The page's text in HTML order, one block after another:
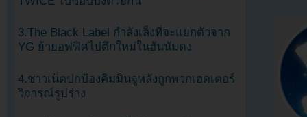
3.The Black Label กำลังเล็งที่จะแยกตัวจาก
YG ย้ายอฟฟิศไปตึกใหม่ในฮันนัมดง
4.ชาวเน็ตปกป้องคิมมินจูหลังถูกพวกเฮดเตอร์
วิจารณ์รูปร่าง